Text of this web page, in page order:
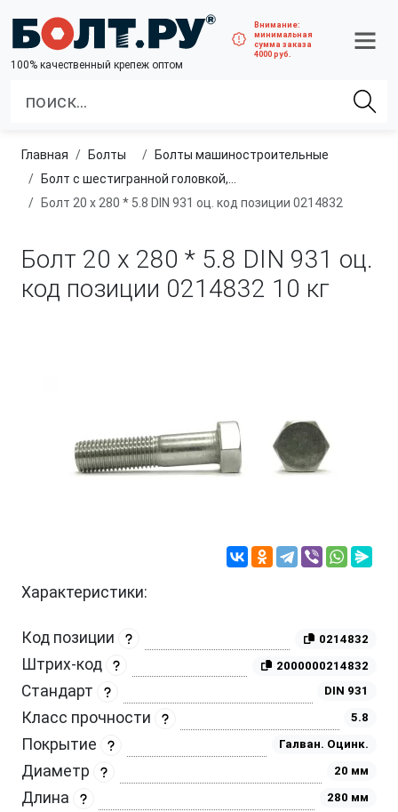
100% качественный крепеж оптом
Внимание:
минимальная
сумма заказа
4000 руб.
Главная болты
болты машиностроительные
Болт с шестигранной головкой, неполная резьба, класс прочности 5.8
Болт 20 х 280 * 5.8 DIN 931 оц. код позиции 0214832
Болт 20 х 280 * 5.8 DIN 931 оц.
код позиции 0214832 10 кг
Характеристики:
Код позиции 0214832
Штрих-код 2000000214832
Стандарт DIN 931
Класс прочности 5.8
Покрытие Галван. Оцинк.
Диаметр 20 мм
Длина 280 мм